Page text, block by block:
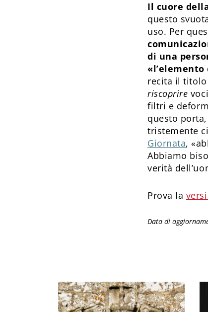
Il cuore
questo
uso. Per
di una
recita il titolo
riscoprire
filtri e
questo
tristemente
Giornata,
Abbiamo
verità
Prova la
Data di